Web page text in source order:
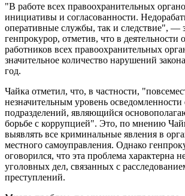
"В работе всех правоохранительных
инициативы и согласованности.
оперативные службы, так и следствие", —
генпрокурор, отметив, что в деятельности
работников всех правоохранительных
значительное количество нарушений
год.
Чайка отметил, что, в частности,
незначительным уровень
подразделений, являющийся
борьбе с коррупцией". Это, по мнению
выявлять все криминальные явления в
местного самоуправления. Однако
оговорился, что эта проблема характерна
уголовных дел, связанных с
преступлений.